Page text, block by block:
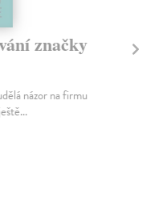
značky
názor na firmu